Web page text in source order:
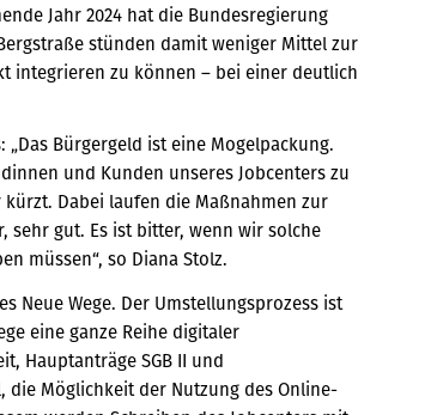
Jahr 2024 hat die Bundesregierung
stünden damit weniger Mittel zur
integrieren zu können – bei einer deutlich
Bürgergeld ist eine Mogelpackung.
und Kunden unseres Jobcenters zu
Dabei laufen die Maßnahmen zur
sehr gut. Es ist bitter, wenn wir solche
müssen“, so Diana Stolz.
Neue Wege. Der Umstellungsprozess ist
eine ganze Reihe digitaler
Hauptanträge SGB II und
Möglichkeit der Nutzung des Online-